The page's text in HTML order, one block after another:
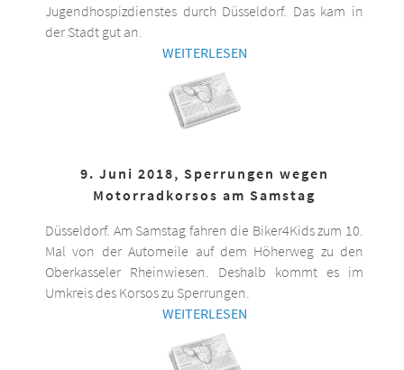
Jugendhospizdienstes durch Düsseldorf. Das kam in
der Stadt gut an.
WEITERLESEN
9. Juni 2018, Sperrungen wegen
Motorradkorsos am Samstag
Düsseldorf. Am Samstag fahren die Biker4Kids zum 10.
Mal von der Automeile auf dem Höherweg zu den
Oberkasseler Rheinwiesen. Deshalb kommt es im
Umkreis des Korsos zu Sperrungen.
WEITERLESEN